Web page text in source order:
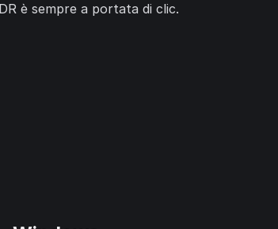
è sempre a portata di clic.